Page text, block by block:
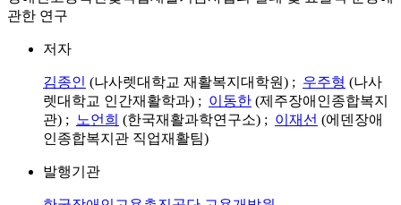
관한 연구
저자
김종인 (나사렛대학교 재활복지대학원) ; 우주형 (나사
렛대학교 인간재활학과) ; 이동한 (제주장애인종합복지
관) ;
노언희 (한국재활과학연구소) ; 이재선 (에덴장애
인종합복지관 직업재활팀)
발행기관